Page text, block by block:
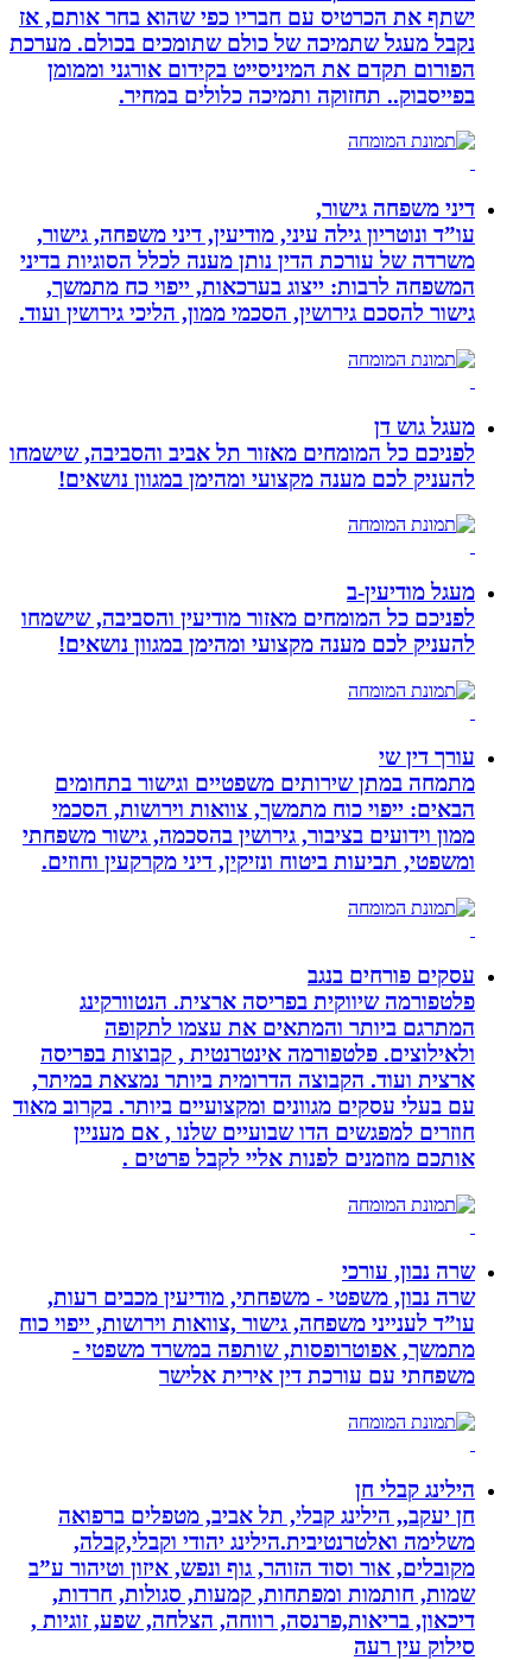
ישתף את הכרטיס עם חבריו כפי שהוא בחר אותם, אז
נקבל מעגל שתמיכה של כולם שתומכים בכולם. מערכת
הפורום תקדם את המיניסייט בקידום אורגני וממומן
בפייסבוק.. תחזוקה ותמיכה כלולים במחיר.
דיני משפחה גישור,
עו”ד ונוטריון גילה עיני, מודיעין, דיני משפחה, גישור,
משרדה של עורכת הדין נותן מענה לכלל הסוגיות בדיני
המשפחה לרבות: ייצוג בערכאות, ייפוי כח מתמשך,
גישור להסכם גירושין, הסכמי ממון, הליכי גירושין ועוד.
מעגל גוש דן
לפניכם כל המומחים מאזור תל אביב והסביבה, שישמחו
להעניק לכם מענה מקצועי ומהימן במגוון נושאים!
מעגל מודיעין-ב
לפניכם כל המומחים מאזור מודיעין והסביבה, שישמחו
להעניק לכם מענה מקצועי ומהימן במגוון נושאים!
עורך דין שי
מתמחה במתן שירותים משפטיים וגישור בתחומים
הבאים: ייפוי כוח מתמשך, צוואות וירושות, הסכמי
ממון וידועים בציבור, גירושין בהסכמה, גישור משפחתי
ומשפטי, תביעות ביטוח ונזיקין, דיני מקרקעין וחוזים.
עסקים פורחים בנגב
פלטפורמה שיווקית בפריסה ארצית. הנטוורקינג
המתרגם ביותר והמתאים את עצמו לתקופה
ולאילוצים. פלטפורמה אינטרנטית , קבוצות בפריסה
ארצית ועוד. הקבוצה הדרומית ביותר נמצאת במיתר,
עם בעלי עסקים מגוונים ומקצועיים ביותר. בקרוב מאוד
חוזרים למפגשים הדו שבועיים שלנו , אם מעניין
אותכם מוזמנים לפנות אליי לקבל פרטים .
שרה נבון, עורכי
שרה נבון, משפטי - משפחתי, מודיעין מכבים רעות,
עו”ד לענייני משפחה, גישור ,צוואות וירושות, ייפוי כוח
מתמשך, אפוטרופסות, שותפה במשרד משפטי -
משפחתי עם עורכת דין אירית אלישר
הילינג קבלי חן
חן יעקב,, הילינג קבלי, תל אביב, מטפלים ברפואה
משלימה ואלטרנטיבית.הילינג יהודי וקבלי,קבלה,
מקובלים, אור וסוד הזוהר, גוף ונפש, איזון וטיהור ע”ב
שמות, חותמות ומפתחות, קמעות, סגולות, חרדות,
דיכאון, בריאות,פרנסה, רווחה, הצלחה, שפע, זוגיות ,
סילוק עין רעה